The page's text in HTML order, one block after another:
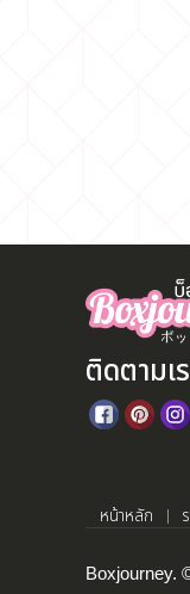
ติดตามเ
หน้าหลัก
Boxjourney.